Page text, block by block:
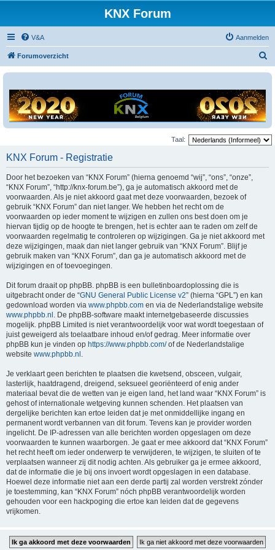
KNX Forum
V&A Aanmelden
Forumoverzicht
Taal:
KNX Forum - Registratie
Door het bezoeken van “KNX Forum” (hierna genoemd “wij”, “ons”, “onze”,
“KNX Forum”, “http://knx-forum.be”), ga je automatisch akkoord met de
voorwaarden. Als je niet akkoord gaat met deze voorwaarden, bezoek of
gebruik “KNX Forum” dan niet langer. We hebben het recht om de
voorwaarden op ieder moment te wijzigen en zullen ons best doen om je
hiervan tijdig op de hoogte te brengen, het is echter aan te raden om zelf de
voorwaarden regelmatig te controleren op wijzigingen. Ga je niet akkoord met
deze wijzigingen, maak dan niet langer gebruik van “KNX Forum”. Blijf je
gebruik maken van “KNX Forum”, dan ga je automatisch akkoord met de
wijzigingen en of toevoegingen.
Dit forum draait op phpBB. phpBB is een bulletinboardoplossing die is
uitgebracht onder de “GNU General Public License v2” (hierna “GPL”) en kan
gedownload worden via www.phpbb.com en via de Nederlandstalige website
www.phpbb.nl . De phpBB-software maakt internetgebaseerde discussies
mogelijk. phpBB Limited is niet verantwoordelijk voor wat wordt toegestaan of
juist geweigerd als toelaatbare inhoud en/of gedrag. Meer informatie over
phpBB kun je vinden op https://www.phpbb.com/of de Nederlandstalige
website www.phpbb.nl .
Je verklaart geen berichten te plaatsen die kwetsend, obsceen, vulgair,
lasterlijk, haatdragend, dreigend, seksueel georiënteerd of enig ander
materiaal bevat die de wetten van je eigen land, het land waar “KNX Forum” is
gehost of internationale wetgeving kunnen schenden. Het plaatsen van
dergelijke berichten kan ertoe leiden dat je met onmiddellijke ingang en
permanent wordt verbannen van dit forum. Tevens kan je provider worden
ingelicht. De IP-adressen van alle berichten worden opgeslagen om deze
voorwaarden te kunnen waarborgen. Je gaat er mee akkoord dat “KNX Forum”
het recht heeft om ieder onderwerp te verwijderen, te wijzigen, te sluiten of te
verplaatsen wanneer zij dit nodig achten. Als gebruiker ga je ermee akkoord,
dat de informatie die je bij ons invoert wordt opgeslagen in een database.
Hoewel deze informatie niet aan een derde partij zal worden verstrekt zónder
je toestemming, kan “KNX Forum” nóch phpBB verantwoordelijk worden
gehouden voor een hackpoging die ertoe kan leiden dat de gegevens
vrijkomen.